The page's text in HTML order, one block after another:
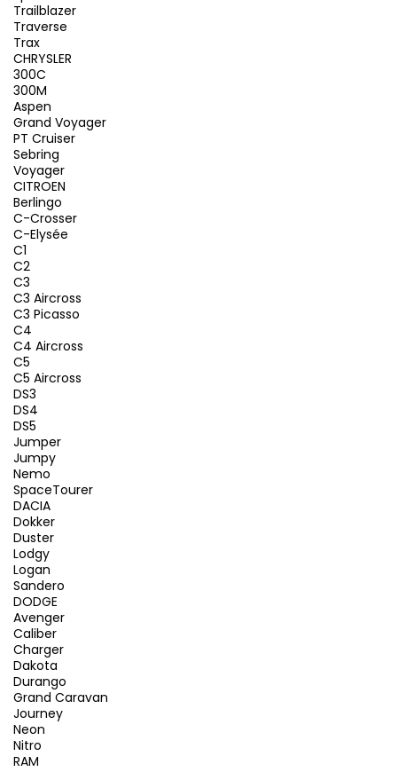
Trailblazer
Traverse
Trax
CHRYSLER
300C
300M
Aspen
Grand Voyager
PT Cruiser
Sebring
Voyager
CITROEN
Berlingo
C-Crosser
C-Elysée
C1
C2
C3
C3 Aircross
C3 Picasso
C4
C4 Aircross
C5
C5 Aircross
DS3
DS4
DS5
Jumper
Jumpy
Nemo
SpaceTourer
DACIA
Dokker
Duster
Lodgy
Logan
Sandero
DODGE
Avenger
Caliber
Charger
Dakota
Durango
Grand Caravan
Journey
Neon
Nitro
RAM